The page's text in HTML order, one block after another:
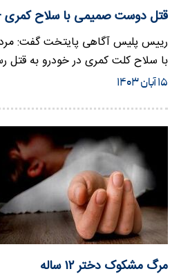
قتل دوست صمیمی با سلاح کمری
رییس پلیس آگاهی پایتخت گفت:
با سلاح کلت‌ کمری در خودرو به قتل
شد.
۱۵ آبان ۱۴۰۳
مرگ مشکوک دختر ۱۲ ساله